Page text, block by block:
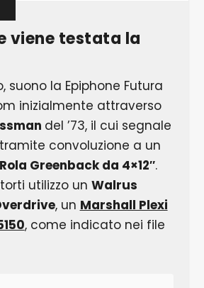
viene testata la
suono la Epiphone Futura
inizialmente attraverso
del ’73, il cui segnale
convoluzione a un
Greenback da 4×12″.
utilizzo un Walrus
, un Marshall Plexi
, come indicato nei file